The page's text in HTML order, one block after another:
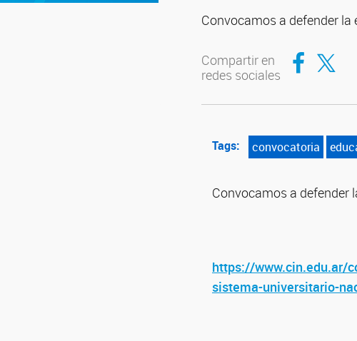
Convocamos a defender
Compartir en
redes sociales
Compartir en
Compartir
Tags: convocatoria
Convocamos a defender
https://www.cin.edu.ar/
sistema-universitario-